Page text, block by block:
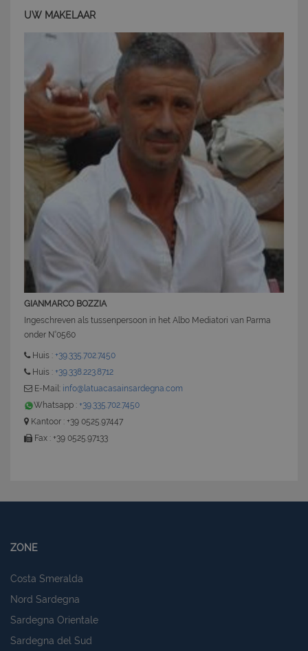
UW MAKELAAR
GIANMARCO BOZZIA
Ingeschreven als tussenpersoon in het Albo Mediatori van Parma
onder N°0560
Huis : +39.335.702.7450
Huis : +39.338.223.8712
E-Mail: info@latuacasainsardegna.com
Whatsapp : +39.335.702.7450
Kantoor : +39 0525.97447
Fax : +39 0525.97133
ZONE
Costa Smeralda
Nord Sardegna
Sardegna Orientale
Sardegna del Sud
degli utenti e la gestione dell'account. Il sito Web
cookie strettamente necessari.
Provider Dominio
Scadenza
PHPSESSID
PHP.net
www.latuacasainsardegna.com
CookieScriptConsent
www.latuacasainsardegna.com